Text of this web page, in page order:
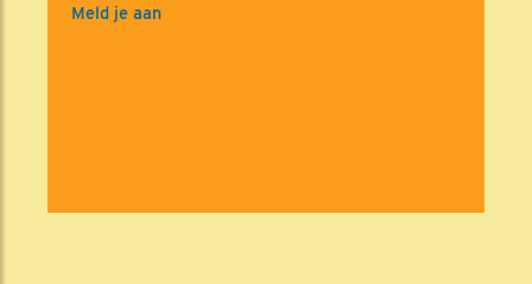
Meld je aan